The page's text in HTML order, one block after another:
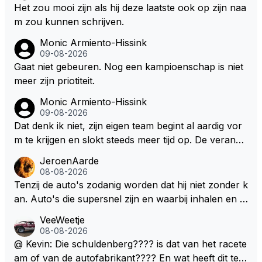
Het zou mooi zijn als hij deze laatste ook op zijn naa
m zou kunnen schrijven.
Monic Armiento-Hissink
09-08-2026
Gaat niet gebeuren. Nog een kampioenschap is niet
meer zijn priotiteit.
Monic Armiento-Hissink
09-08-2026
Dat denk ik niet, zijn eigen team begint al aardig vor
m te krijgen en slokt steeds meer tijd op. De verande
en zullen ben ik bang niet het gewenste effect hebb
en. Mocht het wel zo zijn dan zal het 3 jaar zijn, hoo
guit 5 jaar maar echt niet langer. Vergeet niet, hij hee
em meer plezier gebracht dan de F1 op dit moment.
JeroenAarde
08-08-2026
Tenzij de auto's zodanig worden dat hij niet zonder k
an. Auto's die supersnel zijn en waarbij inhalen en v
ronkende motoren en op de grenzen rijden van de
mogelijkheden. Het ouderwetse racen waarbij de ma
nnen en jongens verdeeld worden. Als deze auto's g
VeeWeetje
08-08-2026
@ Kevin: Die schuldenberg???? is dat van het racete
am of van de autofabrikant???? En wat heeft dit te